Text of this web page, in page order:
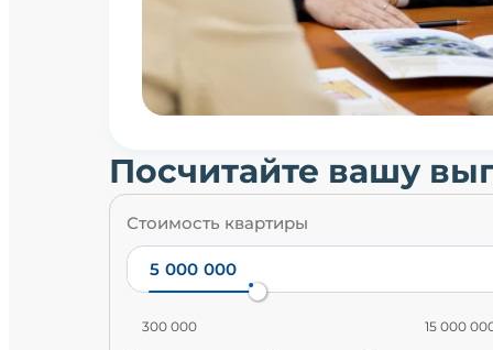
Посчитайте вашу
Стоимость квартиры
300 000 15 000